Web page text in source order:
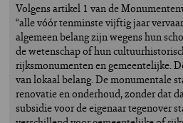
Volgens artikel 1 van de
“alle vóór tenminste vijftig jaar
algemeen belang zijn wegens hun
de wetenschap of hun
rijksmonumenten en gemeentelijke.
van lokaal belang. De monumentale
renovatie en onderhoud, zonder dat
subsidie voor de eigenaar tegenover